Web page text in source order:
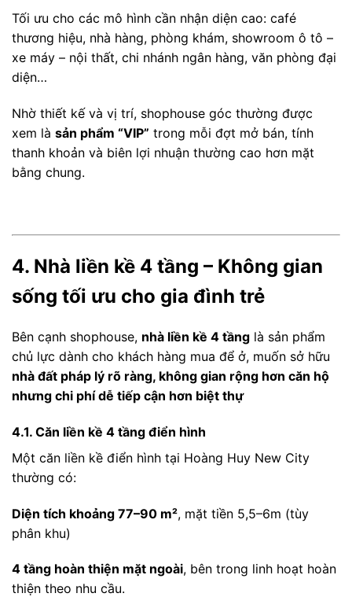
Tối ưu cho các mô hình cần nhận diện cao: café
thương hiệu, nhà hàng, phòng khám, showroom ô tô –
xe máy – nội thất, chi nhánh ngân hàng, văn phòng đại
diện…
Nhờ thiết kế và vị trí, shophouse góc thường được
xem là sản phẩm “VIP” trong mỗi đợt mở bán, tính
thanh khoản và biên lợi nhuận thường cao hơn mặt
bằng chung.
4. Nhà liền kề 4 tầng – Không gian
sống tối ưu cho gia đình trẻ
Bên cạnh shophouse, nhà liền kề 4 tầng là sản phẩm
chủ lực dành cho khách hàng mua để ở, muốn sở hữu
nhà đất pháp lý rõ ràng, không gian rộng hơn căn hộ
nhưng chi phí dễ tiếp cận hơn biệt thự
4.1. Căn liền kề 4 tầng điển hình
Một căn liền kề điển hình tại Hoàng Huy New City
thường có:
Diện tích khoảng 77–90 m², mặt tiền 5,5–6m (tùy
phân khu)
4 tầng hoàn thiện mặt ngoài, bên trong linh hoạt hoàn
thiện theo nhu cầu.